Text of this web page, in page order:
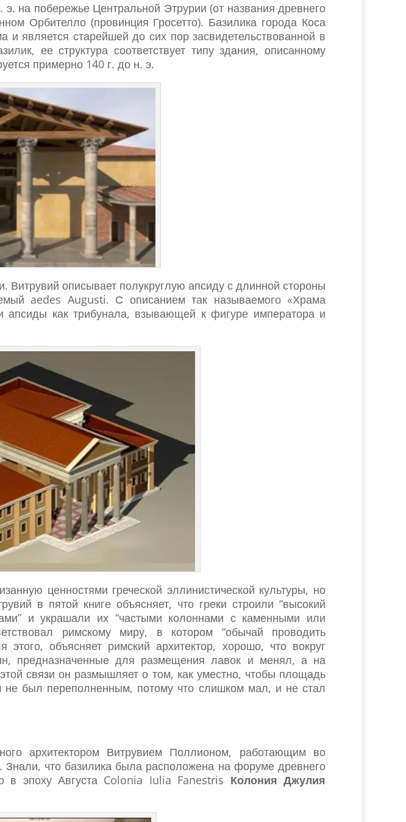
на побережье Центральной Этрурии (от названия древнего
Орбителло (провинция Гросетто). Базилика города Коса
является старейшей до сих пор засвидетельствованной в
ее структура соответствует типу здания, описанному
примерно 140 г. до н. э.
описывает полукруглую апсиду с длинной стороны
aedes Augusti. С описанием так называемого «Храма
апсиды как трибунала, взывающей к фигуре императора и
ценностями греческой эллинистической культуры, но
в пятой книге объясняет, что греки строили “высокий
и украшали их “частыми колоннами с каменными или
римскому миру, в котором “обычай проводить
объясняет римский архитектор, хорошо, что вокруг
предназначенные для размещения лавок и менял, а на
связи он размышляет о том, как уместно, чтобы площадь
был переполненным, потому что слишком мал, и не стал
архитектором Витрувием Поллионом, работающим во
что базилика была расположена на форуме древнего
в эпоху Августа Colonia Iulia Fanestris Колония Джулия